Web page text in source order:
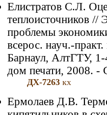
Елистратов С.Л.
теплоисточников //
проблемы
всерос. науч.-
Барнаул, АлтГТУ,
дом печати, 2008. -
ДХ-7263 кх
Ермолаев Д.В.